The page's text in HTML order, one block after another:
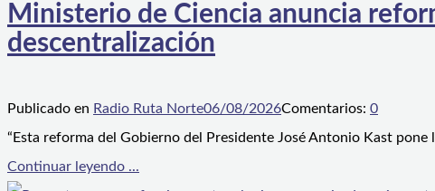
Ministerio de Ciencia anuncia
descentralización
Publicado en Radio Ruta Norte06/08/2026Comentarios: 0
“Esta reforma del Gobierno del Presidente José Antonio Kast
Continuar leyendo ...